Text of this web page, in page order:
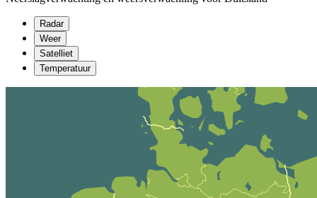
Radar
Weer
Satelliet
Temperatuur